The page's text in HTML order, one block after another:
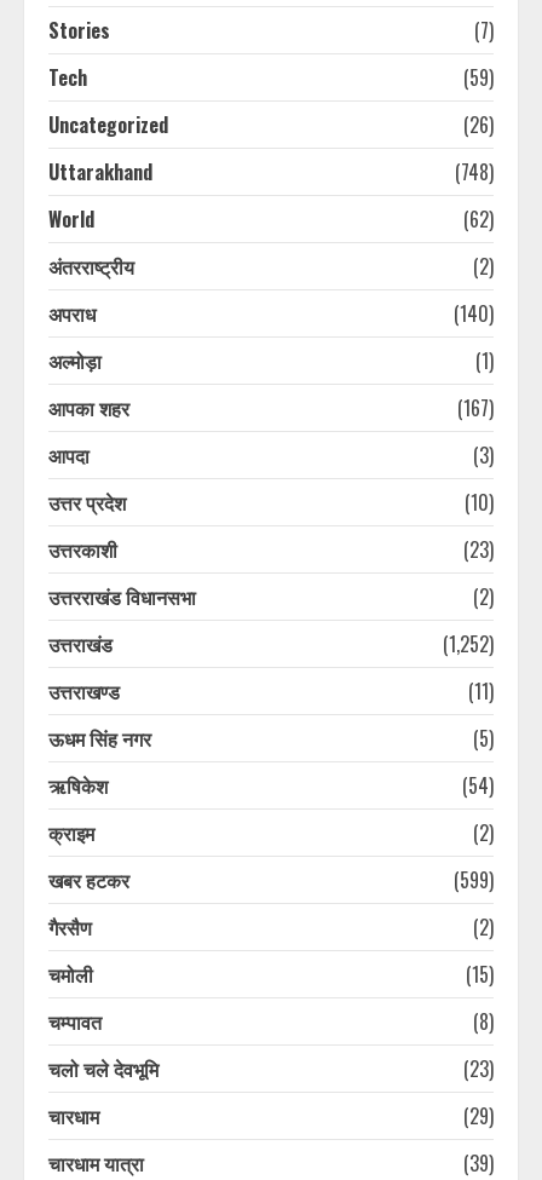
Stories
(7)
Tech
(59)
Uncategorized
(26)
Uttarakhand
(748)
World
(62)
अंतरराष्ट्रीय
(2)
अपराध
(140)
अल्मोड़ा
(1)
आपका शहर
(167)
आपदा
(3)
उत्तर प्रदेश
(10)
उत्तरकाशी
(23)
उत्तरराखंड विधानसभा
(2)
उत्तराखंड
(1,252)
उत्तराखण्ड
(11)
ऊधम सिंह नगर
(5)
ऋषिकेश
(54)
क्राइम
(2)
खबर हटकर
(599)
गैरसैण
(2)
चमोली
(15)
चम्पावत
(8)
चलो चले देवभूमि
(23)
चारधाम
(29)
चारधाम यात्रा
(39)